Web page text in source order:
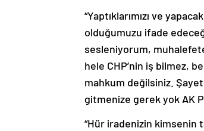
“Yaptıklarımızı ve
olduğumuzu ifade
sesleniyorum,
hele CHP’nin iş bilmez,
mahkum değilsiniz.
gitmenize gerek yok AK
“Hür iradenizin kimsenin